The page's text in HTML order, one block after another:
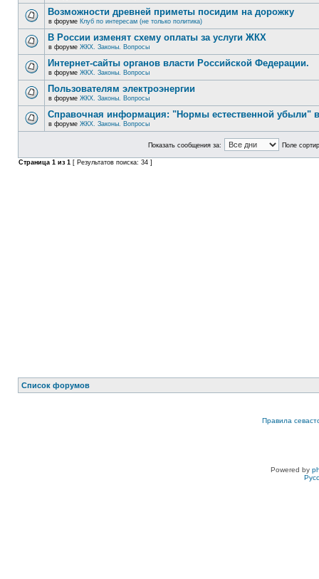
Возможности древней приметы посидим на дорожку
в форуме Клуб по интересам (не только политика)
В России изменят схему оплаты за услуги ЖКХ
в форуме ЖКХ. Законы. Вопросы
Интернет-сайты органов власти Российской Федерации.
в форуме ЖКХ. Законы. Вопросы
Пользователям электроэнергии
в форуме ЖКХ. Законы. Вопросы
Справочная информация: "Нормы естественной убыли"
в форуме ЖКХ. Законы. Вопросы
Показать сообщения за: Поле
Страница 1 из 1 [ Результатов поиска: 34 ]
Список форумов
Правила
Powered by